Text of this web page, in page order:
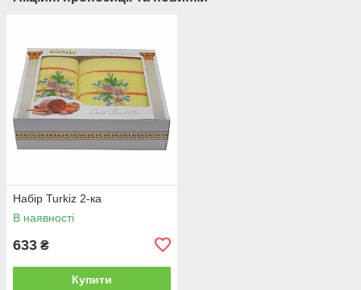
Набір Turkiz 2-ка
В наявності
633 ₴
Купити